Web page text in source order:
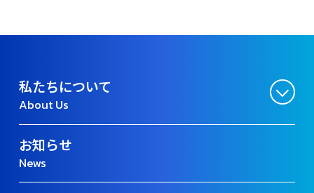
私たちについて
About Us
お知らせ
News